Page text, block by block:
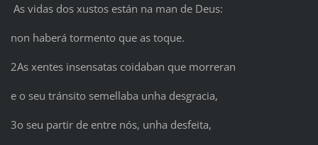
As vidas dos xustos están na man de Deus:
non haberá tormento que as toque.
2As xentes insensatas coidaban que morreran
e o seu tránsito semellaba unha desgracia,
3o seu partir de entre nós, unha desfeita,